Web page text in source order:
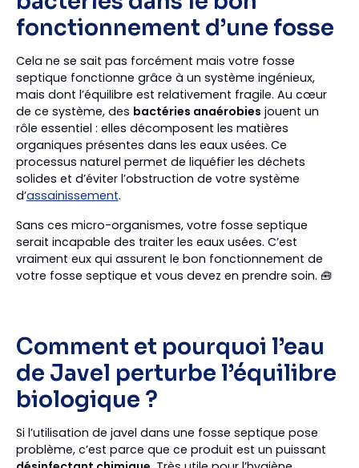
fonctionnement d’une fosse
Cela ne se sait pas forcément mais votre fosse
septique fonctionne grâce à un système ingénieux,
mais dont l’équilibre est relativement fragile. Au cœur
de ce système, des bactéries anaérobies jouent un
rôle essentiel : elles décomposent les matières
organiques présentes dans les eaux usées. Ce
processus naturel permet de liquéfier les déchets
solides et d’éviter l’obstruction de votre système
d’assainissement.
Sans ces micro-organismes, votre fosse septique
serait incapable des traiter les eaux usées. C’est
vraiment eux qui assurent le bon fonctionnement de
votre fosse septique et vous devez en prendre soin. 🧰
Comment et pourquoi l’eau
de Javel perturbe l’équilibre
biologique ?
Si l’utilisation de javel dans une fosse septique pose
problème, c’est parce que ce produit est un puissant